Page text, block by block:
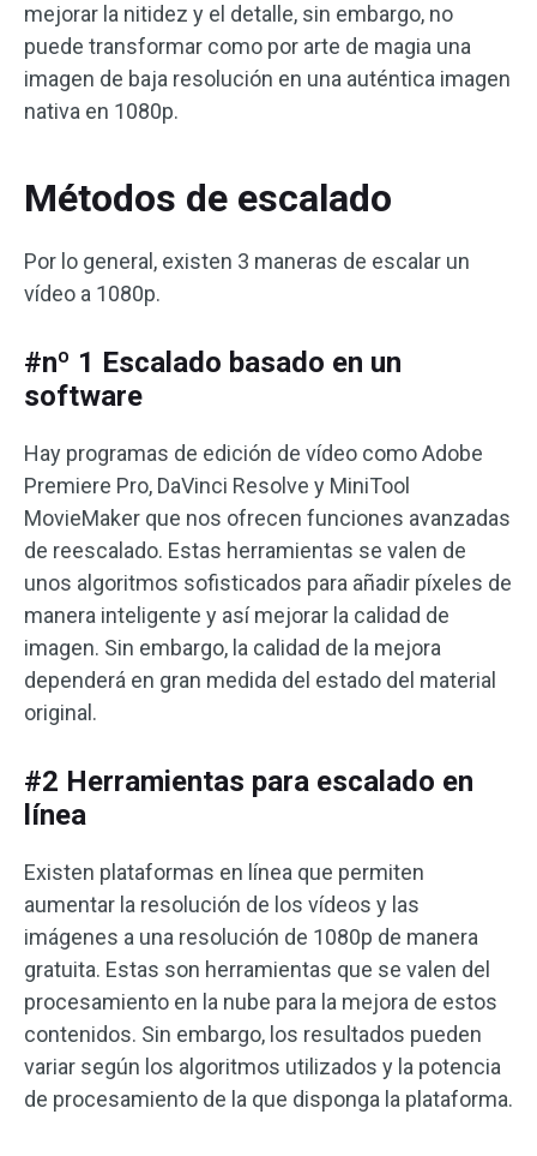
mejorar la nitidez y el detalle, sin embargo, no
puede transformar como por arte de magia una
imagen de baja resolución en una auténtica imagen
nativa en 1080p.
Métodos de escalado
Por lo general, existen 3 maneras de escalar un
vídeo a 1080p.
#nº 1 Escalado basado en un
software
Hay programas de edición de vídeo como Adobe
Premiere Pro, DaVinci Resolve y MiniTool
MovieMaker que nos ofrecen funciones avanzadas
de reescalado. Estas herramientas se valen de
unos algoritmos sofisticados para añadir píxeles de
manera inteligente y así mejorar la calidad de
imagen. Sin embargo, la calidad de la mejora
dependerá en gran medida del estado del material
original.
#2 Herramientas para escalado en
línea
Existen plataformas en línea que permiten
aumentar la resolución de los vídeos y las
imágenes a una resolución de 1080p de manera
gratuita. Estas son herramientas que se valen del
procesamiento en la nube para la mejora de estos
contenidos. Sin embargo, los resultados pueden
variar según los algoritmos utilizados y la potencia
de procesamiento de la que disponga la plataforma.